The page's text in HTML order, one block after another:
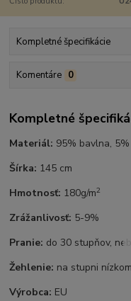
Kompletné špecifikácie
Komentáre 0
Kompletné
Materiál: 95% bavlna,
Šírka: 145 cm
Hmotnosť: 180g/m2
Zrážanlivosť: 5-9%
Pranie: do 30 stupňov,
Žehlenie: na stupni nízkom
Výrobca: EU